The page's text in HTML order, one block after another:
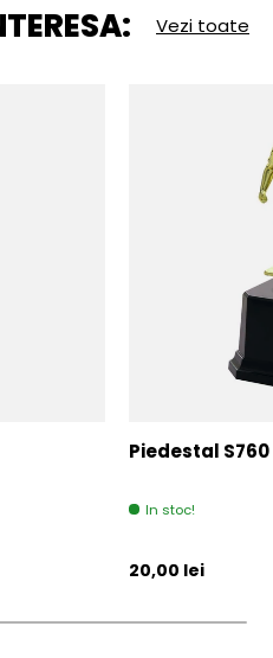
Vezi toate
Piedestal S760
In stoc!
Pret initial
20,00 lei